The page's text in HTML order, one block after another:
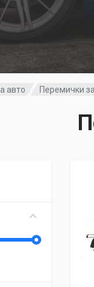
авто Перемички